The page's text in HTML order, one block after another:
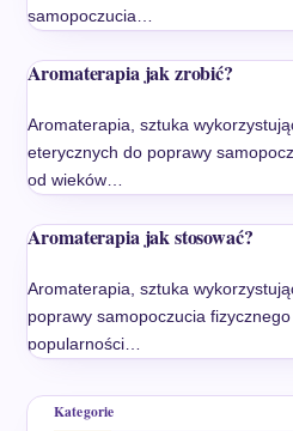
samopoczucia…
Aromaterapia jak zrobić?
Aromaterapia, sztuka
eterycznych do poprawy
od wieków…
Aromaterapia jak stosować?
Aromaterapia, sztuka
poprawy samopoczucia
popularności…
Kategorie